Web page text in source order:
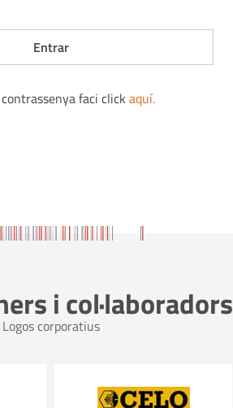
faci click aquí.
i col·laboradors
Logos corporatius